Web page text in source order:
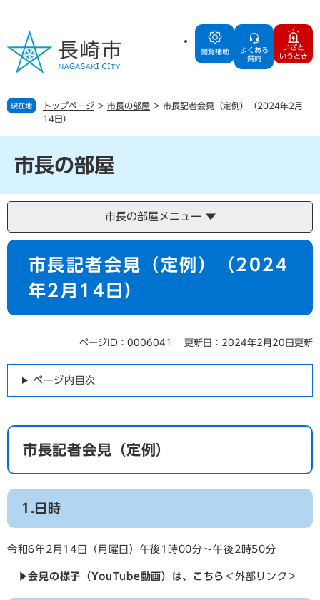
の
で
す
ー
ば
し
閲覧補助
よくある
質問
いざと
いうとき
現在地 トップページ > 市長の部屋 > 市長記者会見（定例）（2024年2月
14日）
市長の部屋
市長の部屋メニュー
本
市長記者会見（定例）（2024
年2月14日）
ページID：0006041 更新日：2024年2月20日更新
ページ内目次
市長記者会見（定例）
1.日時
令和6年2月14日（月曜日）午後1時00分～午後2時50分
▶会見の様子（YouTube動画）は、こちら ＜外部リンク＞